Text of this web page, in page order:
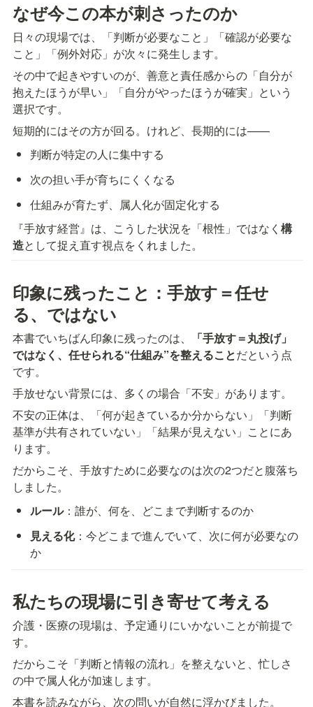
なぜ今この本が刺さったのか
日々の現場では、「判断が必要なこと」「確認が必要な
こと」「例外対応」が次々に発生します。
その中で起きやすいのが、善意と責任感からの「自分が
抱えたほうが早い」「自分がやったほうが確実」という
選択です。
短期的にはその方が回る。けれど、長期的には——
判断が特定の人に集中する
次の担い手が育ちにくくなる
仕組みが育たず、属人化が固定化する
『手放す経営』は、こうした状況を「根性」ではなく 構
造として捉え直す視点をくれました。
印象に残ったこと：手放す＝任せ
る、ではない
本書でいちばん印象に残ったのは、
「手放す＝丸投げ」
ではなく、任せられる“仕組み”を整えることだという点
です。
手放せない背景には、多くの場合「不安」があります。
不安の正体は、「何が起きているか分からない」「判断
基準が共有されていない」「結果が見えない」ことにあ
ります。
だからこそ、手放すために必要なのは次の2つだと腹落ち
しました。
ルール：誰が、何を、どこまで判断するのか
見える化：今どこまで進んでいて、次に何が必要なの
か
私たちの現場に引き寄せて考える
介護・医療の現場は、予定通りにいかないことが前提で
す。
だからこそ「判断と情報の流れ」を整えないと、忙しさ
の中で属人化が加速します。
本書を読みながら、次の問いが自然に浮かびました。